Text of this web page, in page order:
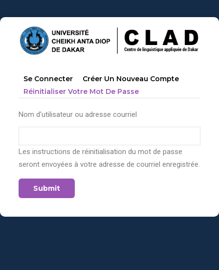
au
contenu
principal
Primary
tabs
Se Connecter
Créer Un Nouveau Compte
Réinitialiser Votre Mot De Passe
Nom d'utilisateur ou adresse courriel
Les instructions de réinitialisation du mot de passe
seront envoyées à votre adresse de courriel enregistrée.